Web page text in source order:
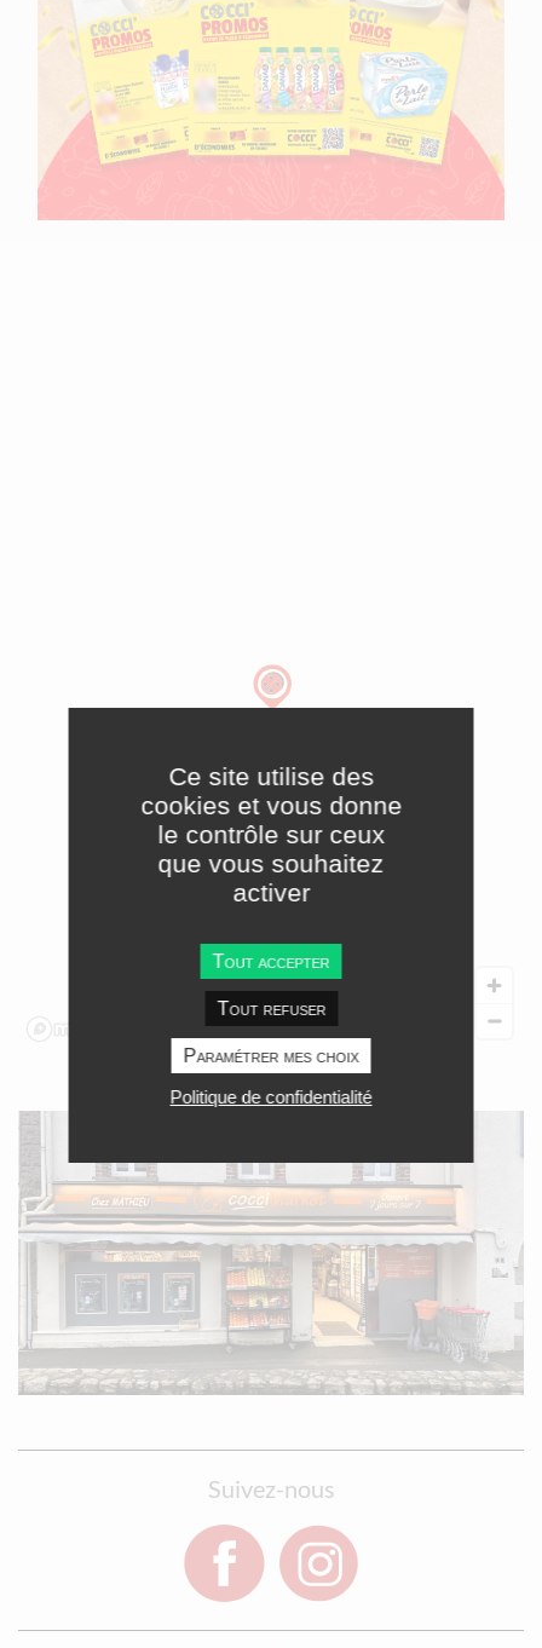
Suivez-nous
Ce site utilise des
cookies et vous donne
le contrôle sur ceux
que vous souhaitez
activer
Tout accepter
Tout refuser
Paramétrer mes choix
Politique de confidentialité